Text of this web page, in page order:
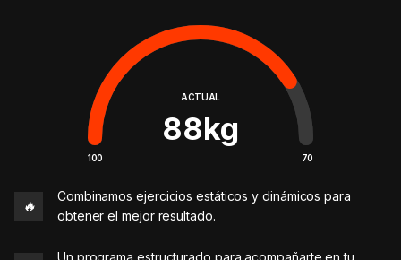
ACTUAL
88kg
100 70
🔥
Combinamos ejercicios estáticos y dinámicos para
obtener el mejor resultado.